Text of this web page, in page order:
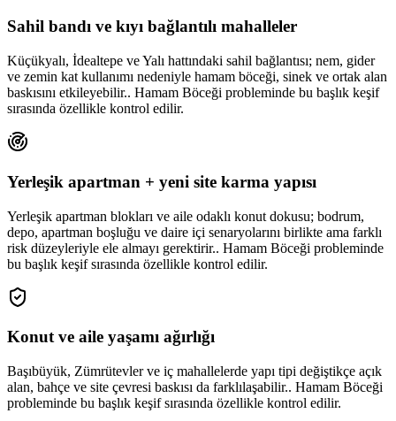
Sahil bandı ve kıyı bağlantılı mahalleler
Küçükyalı, İdealtepe ve Yalı hattındaki sahil bağlantısı; nem, gider
ve zemin kat kullanımı nedeniyle hamam böceği, sinek ve ortak alan
baskısını etkileyebilir.. Hamam Böceği probleminde bu başlık keşif
sırasında özellikle kontrol edilir.
Yerleşik apartman + yeni site karma yapısı
Yerleşik apartman blokları ve aile odaklı konut dokusu; bodrum,
depo, apartman boşluğu ve daire içi senaryolarını birlikte ama farklı
risk düzeyleriyle ele almayı gerektirir.. Hamam Böceği probleminde
bu başlık keşif sırasında özellikle kontrol edilir.
Konut ve aile yaşamı ağırlığı
Başıbüyük, Zümrütevler ve iç mahallelerde yapı tipi değiştikçe açık
alan, bahçe ve site çevresi baskısı da farklılaşabilir.. Hamam Böceği
probleminde bu başlık keşif sırasında özellikle kontrol edilir.